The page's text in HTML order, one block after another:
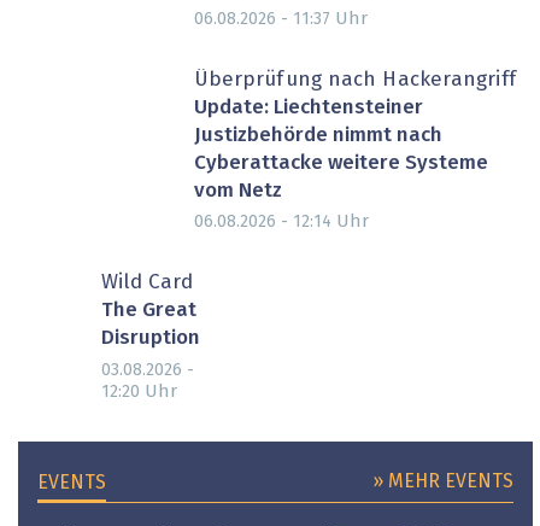
06.08.2026 - 11:37 Uhr
Überprüfung nach Hackerangriff
Update: Liechtensteiner
Justizbehörde nimmt nach
Cyberattacke weitere Systeme
vom Netz
06.08.2026 - 12:14 Uhr
Wild Card
The Great
Disruption
03.08.2026 -
12:20 Uhr
EVENTS » MEHR EVENTS